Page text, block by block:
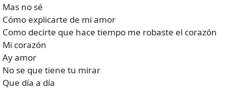
Mas no sé
Cómo explicarte de mi amor
Como decirte que hace tiempo me robaste el corazón
Mi corazón
Ay amor
No se que tiene tu mirar
Que día a día